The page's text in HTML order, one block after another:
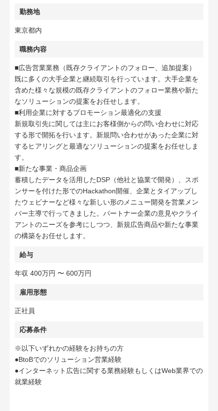
勤務地
東京都内
職務内容
■広告営業業務（既存クライアントのフォロー、追加提案）
既に多くの大手企業と継続取引を⾏っています。大手企業を
含めた様々な規模の既存クライアントのフォロー業務や新た
なソリューションの提案をお任せします。
■利用企業に対するプロモーション最適化の支援
新規取引先に関しては主にお客様側からの問い合わせに対応
する形で開拓を⾏います。新規問い合わせがあった企業に対
するヒアリングと最適なソリューションの提案をお任せしま
す。
■新たな事業・商品企画
蓄積したデータを活用したDSP（他社と協業で開発）、スポ
ンサーを付けた形でのHackathon開催、企業とタイアップし
たウェビナーなど様々な新しい形のメニュー開発を営業メン
バー主導で⾏ってきました。パートナー企業の意見やクライ
アントのニーズを参考にしつつ、新規広告商品や新たな事業
の構築をお任せします。
給与
年収 400万円 〜 600万円
雇用形態
正社員
応募条件
※以下いずれかの経験をお持ちの方
●BtoBでのソリューション営業経験
●インターネット広告に関する業務経験もしくはWeb業界での
就業経験